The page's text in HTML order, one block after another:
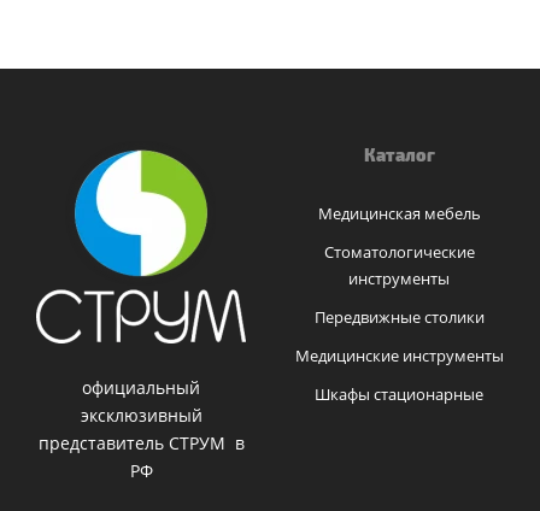
официальный
эксклюзивный
представитель СТРУМ в
РФ
Каталог
Медицинская мебель
Стоматологические
инструменты
Передвижные столики
Медицинские инструменты
Шкафы стационарные